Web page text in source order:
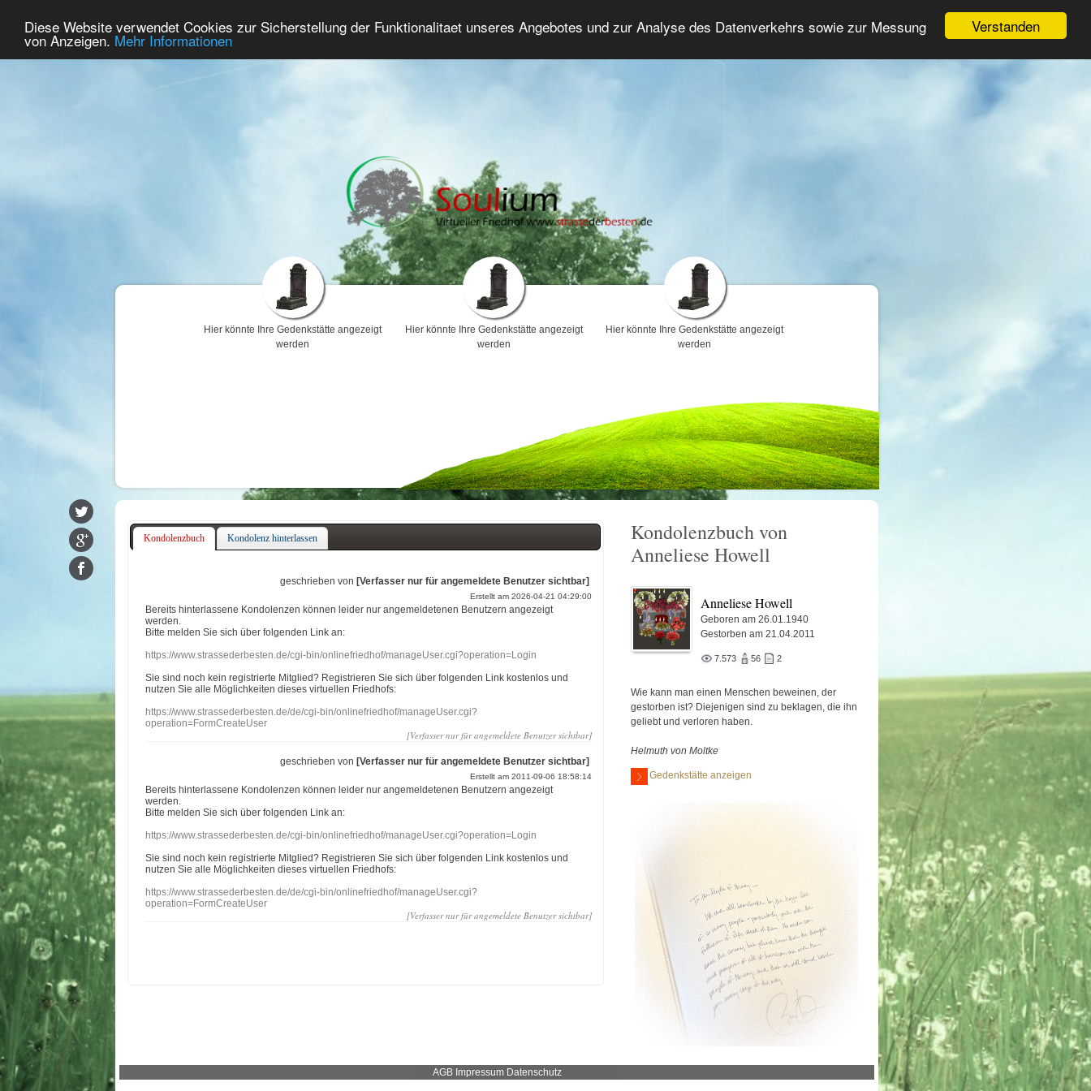
Verstanden
Diese Website verwendet Cookies zur Sicherstellung der Funktionalitaet unseres Angebotes und zur Analyse des Datenverkehrs sowie zur Messung
von Anzeigen. Mehr Informationen
Home Premium Gedenken Trauerforum Erweiterte Suche Anmelden
Hier könnte Ihre Gedenkstätte angezeigt
werden
Hier könnte Ihre Gedenkstätte angezeigt
werden
Hier könnte Ihre Gedenkstätte angezeigt
werden
Kondolenzbuch Kondolenz hinterlassen
geschrieben von [Verfasser nur für angemeldete Benutzer sichtbar]
Erstellt am 2026-04-21 04:29:00
Bereits hinterlassene Kondolenzen können leider nur angemeldetenen Benutzern angezeigt
werden.
Bitte melden Sie sich über folgenden Link an:
https://www.strassederbesten.de/cgi-bin/onlinefriedhof/manageUser.cgi?operation=Login
Sie sind noch kein registrierte Mitglied? Registrieren Sie sich über folgenden Link kostenlos und
nutzen Sie alle Möglichkeiten dieses virtuellen Friedhofs:
https://www.strassederbesten.de/de/cgi-bin/onlinefriedhof/manageUser.cgi?
operation=FormCreateUser
[Verfasser nur für angemeldete Benutzer sichtbar]
geschrieben von [Verfasser nur für angemeldete Benutzer sichtbar]
Erstellt am 2011-09-06 18:58:14
Bereits hinterlassene Kondolenzen können leider nur angemeldetenen Benutzern angezeigt
werden.
Bitte melden Sie sich über folgenden Link an:
https://www.strassederbesten.de/cgi-bin/onlinefriedhof/manageUser.cgi?operation=Login
Sie sind noch kein registrierte Mitglied? Registrieren Sie sich über folgenden Link kostenlos und
nutzen Sie alle Möglichkeiten dieses virtuellen Friedhofs:
https://www.strassederbesten.de/de/cgi-bin/onlinefriedhof/manageUser.cgi?
operation=FormCreateUser
[Verfasser nur für angemeldete Benutzer sichtbar]
Kondolenzbuch von
Anneliese Howell
Anneliese Howell
Geboren am 26.01.1940
Gestorben am 21.04.2011
7.573 56 2
Wie kann man einen Menschen beweinen, der
gestorben ist? Diejenigen sind zu beklagen, die ihn
geliebt und verloren haben.
Helmuth von Moltke
Gedenkstätte anzeigen
AGB Impressum Datenschutz